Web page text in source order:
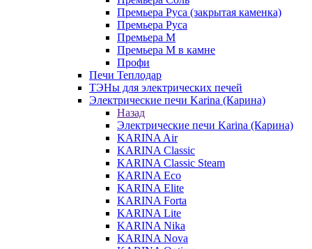
Премьера Руса (закрытая каменка)
Премьера Руса
Премьера М
Премьера М в камне
Профи
Печи Теплодар
ТЭНы для электрических печей
Электрические печи Karina (Карина)
Назад
Электрические печи Karina (Карина)
KARINA Air
KARINA Classic
KARINA Classic Steam
KARINA Eco
KARINA Elite
KARINA Forta
KARINA Lite
KARINA Nika
KARINA Nova